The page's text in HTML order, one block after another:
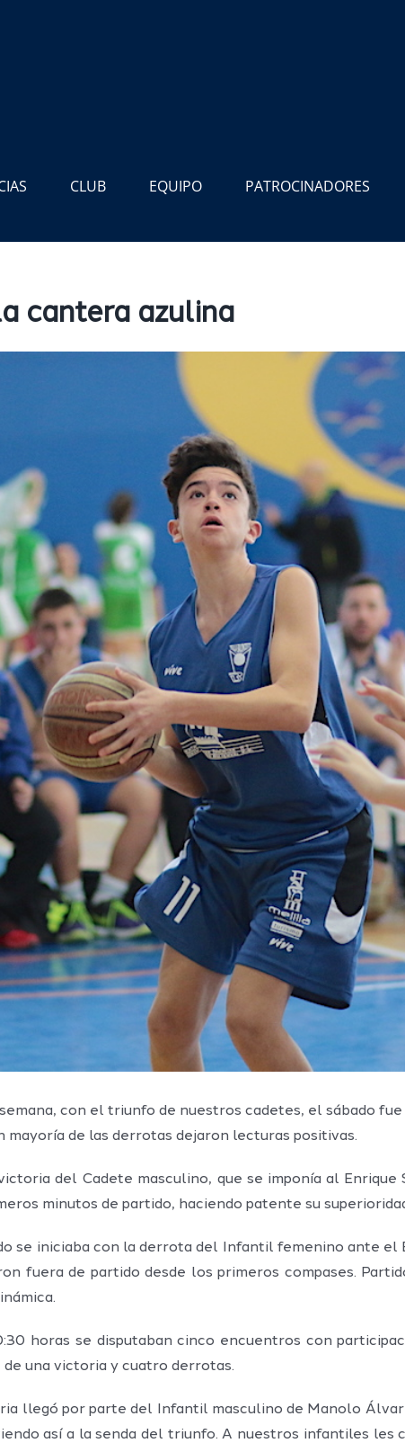
CLUB EQUIPO PATROCINADORES
cantera azulina
con el triunfo de nuestros cadetes, el sábado
de las derrotas dejaron lecturas positivas.
del Cadete masculino, que se imponía al
minutos de partido, haciendo patente su
se iniciaba con la derrota del Infantil femenino ante el
fuera de partido desde los primeros compases.
horas se disputaban cinco encuentros con
de una victoria y cuatro derrotas.
llegó por parte del Infantil masculino de Manolo
así a la senda del triunfo. A nuestros infantiles